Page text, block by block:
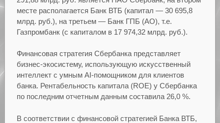
месте располагается Банк ВТБ (капитал — 30 695,8
млрд. руб.), на третьем — Банк ГПБ (АО), т.е.
Газпромбанк (с капиталом в 17 974,32 млрд. руб.).
Финансовая стратегия Сбербанка представляет
бизнес-экосистему, использующую искусственный
интеллект с умным AI-помощником для клиентов
банка. Рентабельность капитала (ROE) у Сбербанка
по последним отчетным данным составила 26,0 %.
В соответствии с финансовой стратегией Банка ВТБ,